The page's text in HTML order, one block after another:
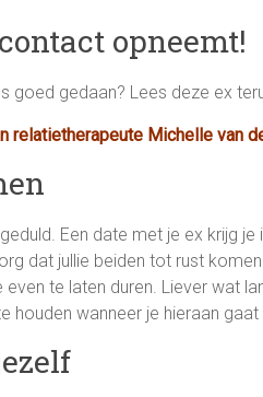
opneemt!
goed gedaan? Lees deze ex
relatietherapeute Michelle van
Een date met je ex krijg
dat jullie beiden tot rust
te laten duren. Liever wat
houden wanneer je hieraan gaat